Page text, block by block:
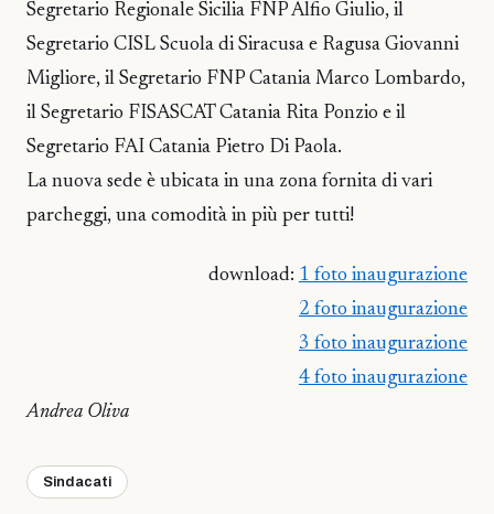
Segretario Regionale Sicilia FNP Alfio Giulio, il
Segretario CISL Scuola di Siracusa e Ragusa Giovanni
Migliore, il Segretario FNP Catania Marco Lombardo,
il Segretario FISASCAT Catania Rita Ponzio e il
Segretario FAI Catania Pietro Di Paola.
La nuova sede è ubicata in una zona fornita di vari
parcheggi, una comodità in più per tutti!
download: 1 foto inaugurazione
2 foto inaugurazione
3 foto inaugurazione
4 foto inaugurazione
Andrea Oliva
Sindacati